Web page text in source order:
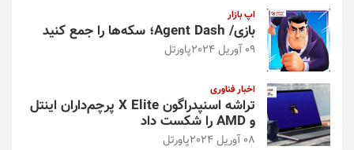
اپ بازار
بازی/ Agent Dash؛ سکه‌ها را جمع کنید
09 آوریل 2024 پاورتل
اخبار فناوری
تراشه اسنپدراگون X Elite پرچم‌داران اینتل
و AMD را شکست داد
08 آوریل 2024 پاورتل